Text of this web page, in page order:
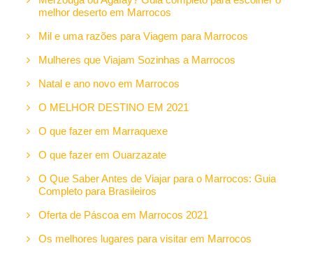
melhor deserto em Marrocos
Mil e uma razões para Viagem para Marrocos
Mulheres que Viajam Sozinhas a Marrocos
Natal e ano novo em Marrocos
O MELHOR DESTINO EM 2021
O que fazer em Marraquexe
O que fazer em Ouarzazate
O Que Saber Antes de Viajar para o Marrocos: Guia
Completo para Brasileiros
Oferta de Páscoa em Marrocos 2021
Os melhores lugares para visitar em Marrocos